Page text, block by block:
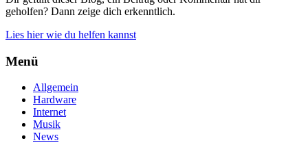
geholfen? Dann zeige dich erkenntlich.
Lies hier wie du helfen kannst
Menü
Allgemein
Hardware
Internet
Musik
News